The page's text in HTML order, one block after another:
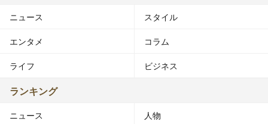
ニュース スタイル
エンタメ コラム
ライフ ビジネス
ランキング
ニュース 人物